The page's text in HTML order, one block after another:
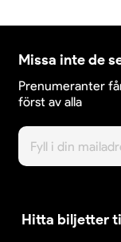
Torbjörn
gapskratt i
Skrattfesten
inte
Missa inte de
Prenumeranter
först av alla
Hitta biljetter